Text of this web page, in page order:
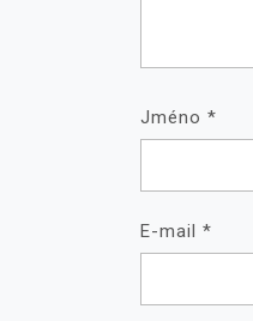
Jméno *
E-mail *